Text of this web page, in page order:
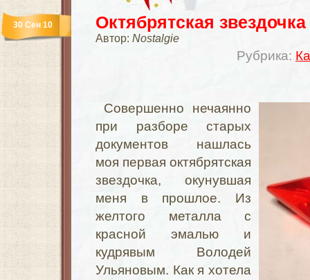
Октябрятская звездочка
Автор: Nostalgie
Рубрика:
30 Сен 10
Совершенно нечаянно
при разборе старых
документов нашлась
моя первая октябрятская
звездочка, окунувшая
меня в прошлое. Из
желтого металла с
красной эмалью и
кудрявым Володей
Ульяновым. Как я хотела